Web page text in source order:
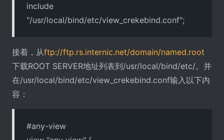
include
"/usr/local/bind/etc/view_crekebind.conf";
接着，从ftp://ftp.rs.internic.net/domain/named.root
下载ROOT SERVER地址列表到/usr/local/bind/etc/。并
在/usr/local/bind/etc/view_crekebind.conf输入以下内
容：
#any-view